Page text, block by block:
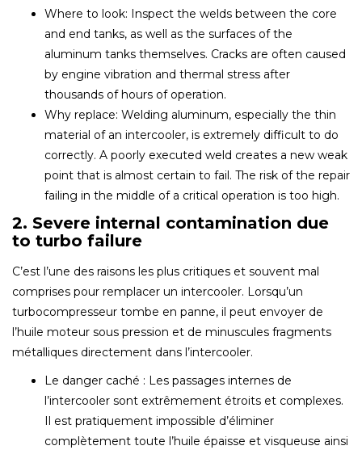
Where to look: Inspect the welds between the core
and end tanks, as well as the surfaces of the
aluminum tanks themselves. Cracks are often caused
by engine vibration and thermal stress after
thousands of hours of operation.
Why replace: Welding aluminum, especially the thin
material of an intercooler, is extremely difficult to do
correctly. A poorly executed weld creates a new weak
point that is almost certain to fail. The risk of the repair
failing in the middle of a critical operation is too high.
2. Severe internal contamination due
to turbo failure
C’est l’une des raisons les plus critiques et souvent mal
comprises pour remplacer un intercooler. Lorsqu’un
turbocompresseur tombe en panne, il peut envoyer de
l’huile moteur sous pression et de minuscules fragments
métalliques directement dans l’intercooler.
Le danger caché : Les passages internes de
l’intercooler sont extrêmement étroits et complexes.
Il est pratiquement impossible d’éliminer
complètement toute l’huile épaisse et visqueuse ainsi